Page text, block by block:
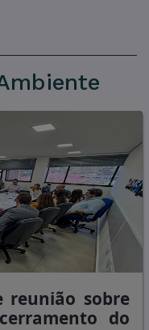
reunião sobre
do